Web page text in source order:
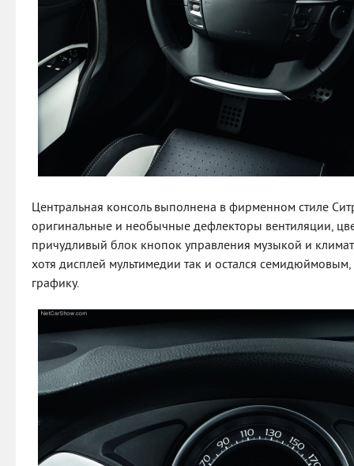
Центральная консоль выполнена в фирменном стиле
оригинальные и необычные дефлекторы вентиляции,
причудливый блок кнопок управления музыкой и
хотя дисплей мультимедии так и остался
графику.